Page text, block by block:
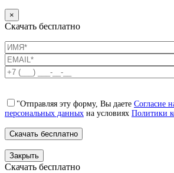
×
Скачать бесплатно
"Отправляя эту форму, Вы даете Согласие
персональных данных на условиях Политики
Закрыть
Скачать бесплатно